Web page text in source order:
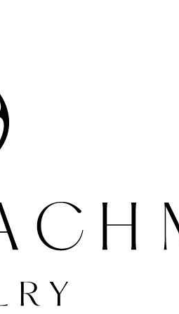
NÁUŠNICE TURTLE AU ZLATÉ